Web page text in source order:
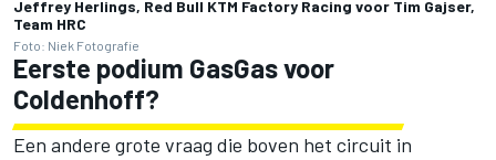
Jeffrey Herlings, Red Bull KTM Factory Racing voor Tim Gajser,
Team HRC
Foto: Niek Fotografie
Eerste podium GasGas voor
Coldenhoff?
Een andere grote vraag die boven het circuit in